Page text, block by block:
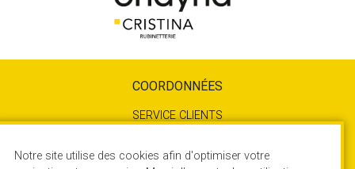
Notre site utilise des cookies afin d'optimiser votre
COORDONNÉES
SERVICE CLIENTS
04 72 78 85 10
SERVICE TECHNIQUE